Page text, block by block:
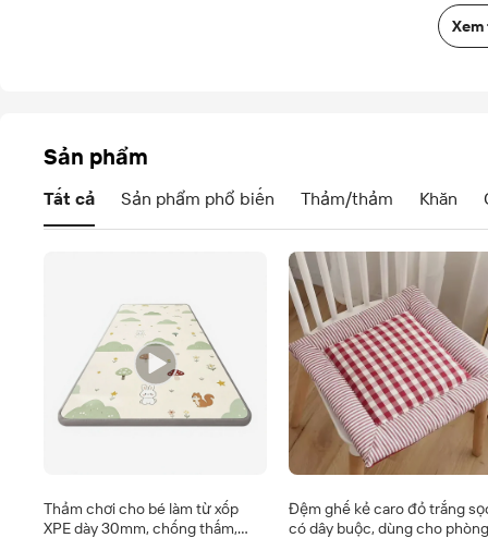
Sản phẩm
Tất cả Sản phẩm phổ biến Thảm/thảm Khăn
Thảm chơi cho bé làm từ xốp
XPE dày 30mm, chống thấm,
Đệm ghế kẻ caro đỏ trắng
có dây buộc, dùng cho